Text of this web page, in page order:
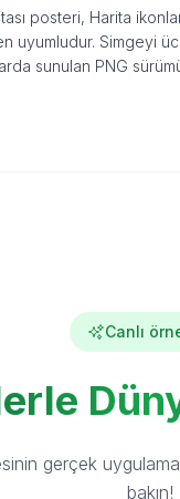
posteri, Harita
uyumludur. Simgeyi
sunulan PNG
Canlı
gerçek
bakın!